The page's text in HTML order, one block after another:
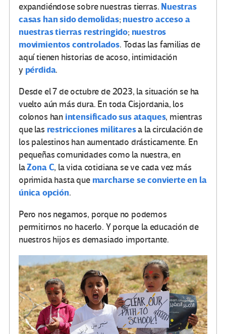
expandiéndose sobre nuestras tierras. Nuestras
casas han sido demolidas;nuestro acceso a
nuestras tierras restringido; nuestros
movimientos controlados. Todas las familias de
aquí tienen historias de acoso, intimidación
y pérdida.
Desde el 7 de octubre de 2023, la situación se ha
vuelto aún más dura. En toda Cisjordania, los
colonos han intensificado sus ataques, mientras
que las restricciones militaresa la circulación de
los palestinos han aumentado drásticamente. En
pequeñas comunidades como la nuestra, en
laZona C, la vida cotidiana se ve cada vez más
oprimida hasta que marcharse se convierte en la
única opción.
Pero nos negamos, porque no podemos
permitirnos no hacerlo. Y porque la educación de
nuestros hijos es demasiado importante.